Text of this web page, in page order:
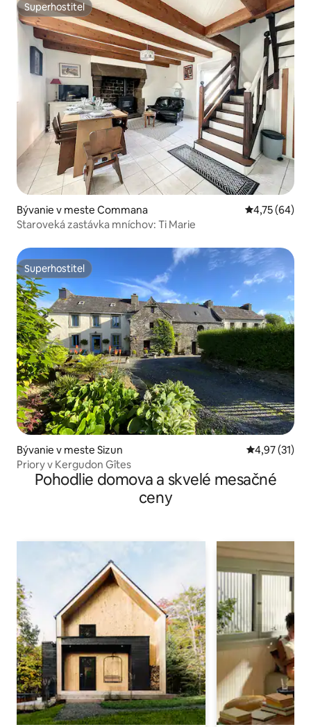
Superhostiteľ
Superhostiteľ
Bývanie v meste Commana Priemerné
4,75 (64)
Staroveká zastávka mníchov: Ti Marie
Superhostiteľ
Superhostiteľ
Bývanie v meste Sizun Priemerné
4,97 (31)
Priory v Kergudon Gîtes
Pohodlie domova a skvelé mesačné
ceny